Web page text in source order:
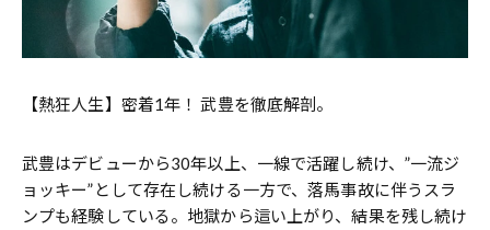
【熱狂人生】密着1年！ 武豊を徹底解剖。
武豊はデビューから30年以上、一線で活躍し続け、”一流ジ
ョッキー”として存在し続ける一方で、落馬事故に伴うスラ
ンプも経験している。地獄から這い上がり、結果を残し続け